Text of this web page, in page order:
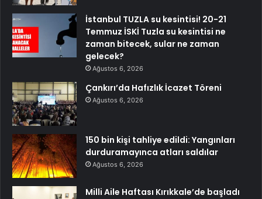
İstanbul TUZLA su kesintisi! 20-21
Temmuz İSKİ Tuzla su kesintisi ne
zaman bitecek, sular ne zaman
gelecek?
Ağustos 6, 2026
Çankırı’da Hafızlık İcazet Töreni
Ağustos 6, 2026
150 bin kişi tahliye edildi: Yangınları
durduramayınca atları saldılar
Ağustos 6, 2026
Milli Aile Haftası Kırıkkale’de başladı